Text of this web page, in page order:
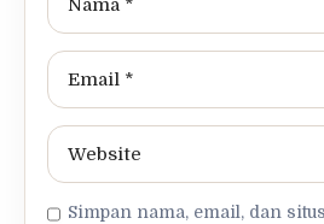
Simpan nama, email, dan